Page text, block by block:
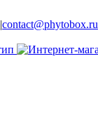
|contact@phytobox.ru